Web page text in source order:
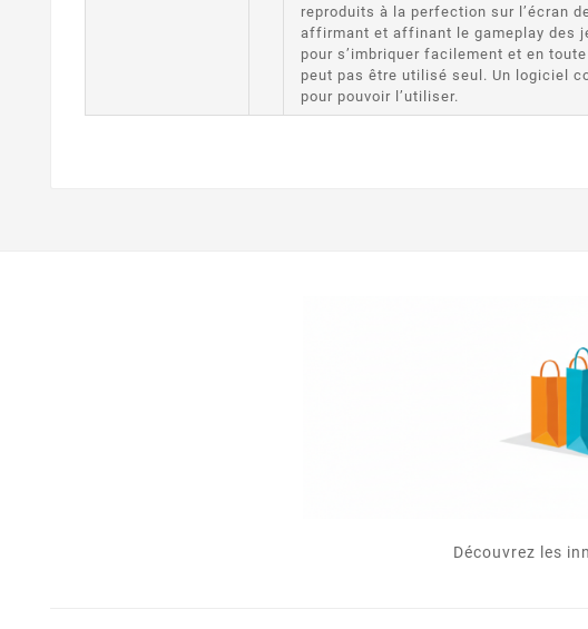
reproduits à la perfection sur l’écran
affirmant et affinant le gameplay des
pour s’imbriquer facilement et en
peut pas être utilisé seul. Un logiciel
pour pouvoir l’utiliser.
Découvrez les